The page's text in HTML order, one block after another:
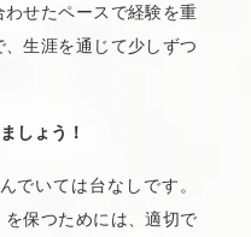
せたペースで経験を重
生涯を通じて少しずつ
しょう！
でいては台なしです。
を保つためには、適切で